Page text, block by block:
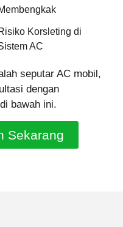
Korsleting di
AC
seputar AC mobil,
dengan
bawah ini.
Sekarang